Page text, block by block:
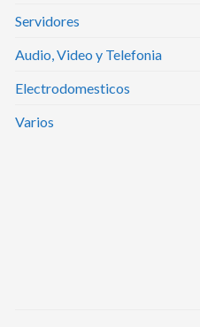
Servidores
Audio, Video y Telefonia
Electrodomesticos
Varios